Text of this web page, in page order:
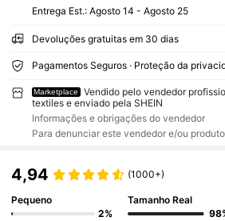
Entrega Est.: Agosto 14 - Agosto 25
Devoluções gratuitas em 30 dias
Pagamentos Seguros · Proteção da
Marketplace
Vendido pelo vendedor
textiles e enviado pela SHEIN
Informações e obrigações do vendedor
Para denunciar este vendedor e/ou produto
4,94 (1000+)
Pequeno
2%
Tamanho Real